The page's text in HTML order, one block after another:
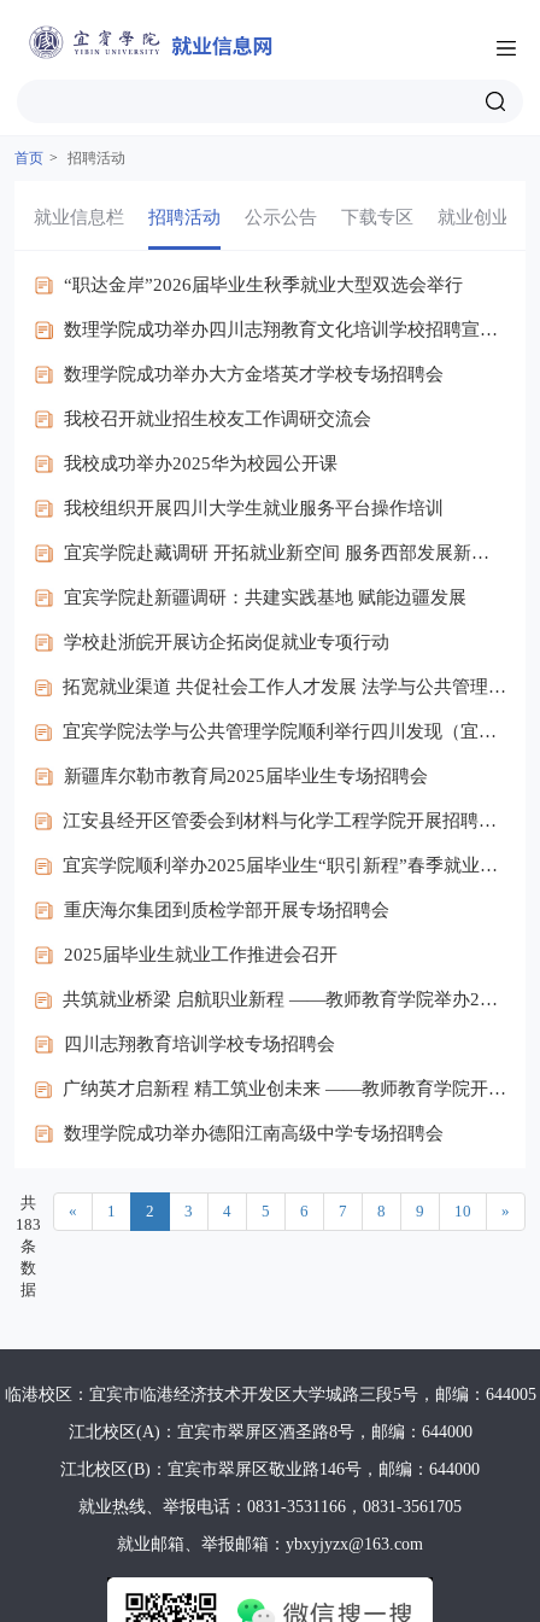
首页 > 招聘活动
就业信息栏 招聘活动 公示公告 下载专区 就业创业
“职达金岸”2026届毕业生秋季就业大型双选会举行
数理学院成功举办四川志翔教育文化培训学校招聘宣讲会
数理学院成功举办大方金塔英才学校专场招聘会
我校召开就业招生校友工作调研交流会
我校成功举办2025华为校园公开课
我校组织开展四川大学生就业服务平台操作培训
宜宾学院赴藏调研 开拓就业新空间 服务西部发展新格局
宜宾学院赴新疆调研：共建实践基地 赋能边疆发展
学校赴浙皖开展访企拓岗促就业专项行动
拓宽就业渠道 共促社会工作人才发展 法学与公共管理学院举办社会工作专业专场招聘会
宜宾学院法学与公共管理学院顺利举行四川发现（宜宾）律师事务所专场招聘会
新疆库尔勒市教育局2025届毕业生专场招聘会
江安县经开区管委会到材料与化学工程学院开展招聘宣讲会
宜宾学院顺利举办2025届毕业生“职引新程”春季就业双选会
重庆海尔集团到质检学部开展专场招聘会
2025届毕业生就业工作推进会召开
共筑就业桥梁 启航职业新程 ——教师教育学院举办2025届毕业生专场招聘会
四川志翔教育培训学校专场招聘会
广纳英才启新程 精工筑业创未来 ——教师教育学院开展四川志翔教育文化培训学校专场招聘会
数理学院成功举办德阳江南高级中学专场招聘会
共
183
条
数
据
« 1 2 3 4 5 6 7 8 9 10 »
临港校区：宜宾市临港经济技术开发区大学城路三段5号，邮编：644005
江北校区(A)：宜宾市翠屏区酒圣路8号，邮编：644000
江北校区(B)：宜宾市翠屏区敬业路146号，邮编：644000
就业热线、举报电话：0831-3531166，0831-3561705
就业邮箱、举报邮箱：ybxyjyzx@163.com